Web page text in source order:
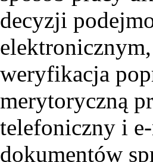
decyzji
weryfikacja
merytoryczną
telefoniczny i
dokumentów